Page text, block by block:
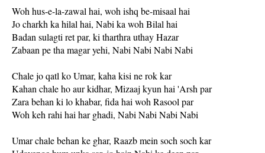
Woh hus-e-la-zawal hai, woh ishq be-misaal hai
Jo charkh ka hilal hai, Nabi ka woh Bilal hai
Badan sulagti ret par, ki tharthra uthay Hazar
Zabaan pe tha magar yehi, Nabi Nabi Nabi Nabi
Chale jo qatl ko Umar, kaha kisi ne rok kar
Kahan chale ho aur kidhar, Mizaaj kyun hai 'Arsh par
Zara behan ki lo khabar, fida hai woh Rasool par
Woh keh rahi hai har ghadi, Nabi Nabi Nabi Nabi
Umar chale behan ke ghar, Raazb mein soch soch kar